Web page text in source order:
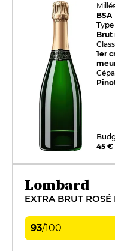
BSA
Type
Brut
1er
45 €
Lombard
EXTRA BRUT
93/100